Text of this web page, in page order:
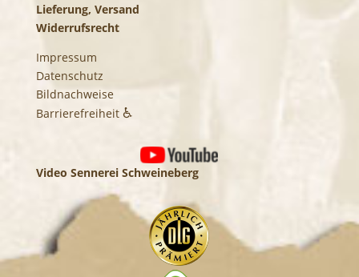
Lieferung, Versand
Widerrufsrecht
Impressum
Datenschutz
Bildnachweise
Barrierefreiheit ♿
Video Sennerei Schweineberg